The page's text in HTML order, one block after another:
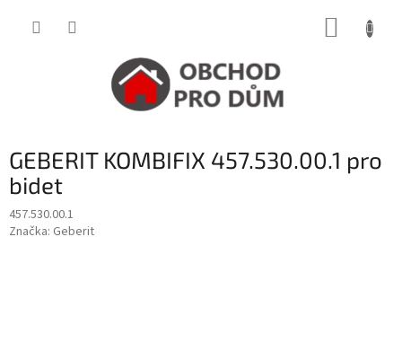
GEBERIT KOMBIFIX 457.530.00.1 pro
bidet
457.530.00.1
Značka: Geberit